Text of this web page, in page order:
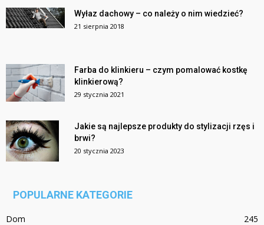
Wyłaz dachowy – co należy o nim wiedzieć?
21 sierpnia 2018
Farba do klinkieru – czym pomalować kostkę
klinkierową?
29 stycznia 2021
Jakie są najlepsze produkty do stylizacji rzęs i
brwi?
20 stycznia 2023
POPULARNE KATEGORIE
Dom
245